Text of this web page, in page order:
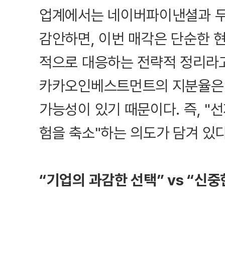
업계에서는 네이버파이낸셜과
감안하면, 이번 매각은 단순한
적으로 대응하는 전략적 정리
카카오인베스트먼트의 지분율
가능성이 있기 때문이다. 즉, "
험을 축소"하는 의도가 담겨 있
“기업의 과감한 선택” vs “신중